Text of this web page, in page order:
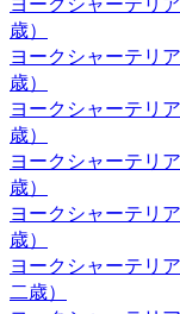
わからないことが
のブリーダー・ベ
2020.10.23
ブリーダーから子
とは異なりブリー
きちんと把握して
どで不安があると
できます。子犬を
らするのが一番で
門ブリーダーをし
ヨークシャーテリ
歳）
ヨークシャーテリ
歳）
ヨークシャーテリ
歳）
ヨークシャーテリ
歳）
ヨークシャーテリ
歳）
ヨークシャーテリ
二歳）